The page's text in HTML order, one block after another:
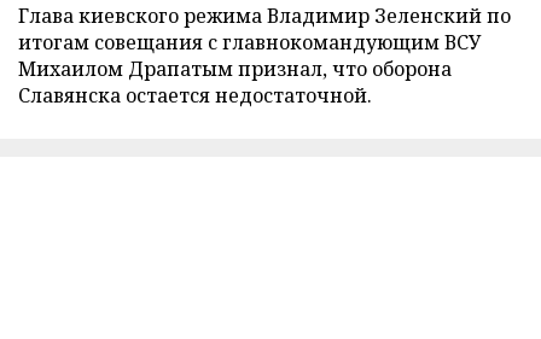
Глава киевского режима Владимир Зеленский по
итогам совещания с главнокомандующим ВСУ
Михаилом Драпатым признал, что оборона
Славянска остается недостаточной.